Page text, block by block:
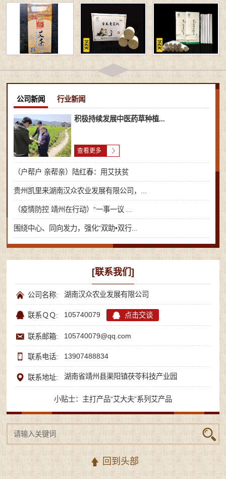
公司新闻 行业新闻
积极持续发展中医药草种植...
查看更多
（户帮户 亲帮亲）陆红春：用艾扶贫
贵州凯里来湖南汉众农业发展有限公司，...
（疫情防控 靖州在行动）“一事一议 ...
围绕中心、同向发力，强化“双助•双行...
[联系我们]
公司名称: 湖南汉众农业发展有限公司
联系ＱＱ: 105740079 点击交谈
联系邮箱: 105740079@qq.com
联系电话: 13907488834
联系地址: 湖南省靖州县渠阳镇茯苓科技产业园
小贴士：主打产品“艾大夫”系列艾产品
回到头部